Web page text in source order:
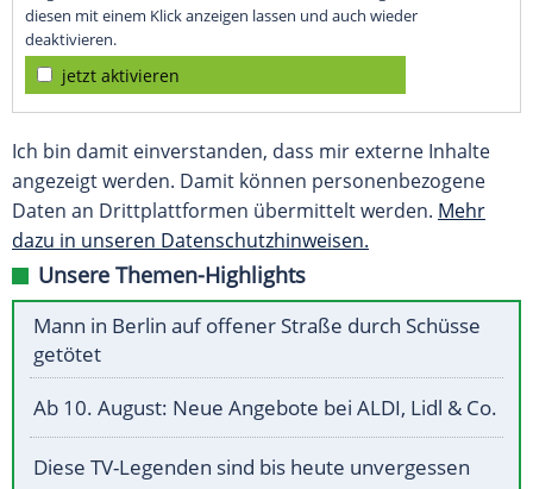
diesen mit einem Klick anzeigen lassen und auch wieder
deaktivieren.
jetzt aktivieren
Ich bin damit einverstanden, dass mir externe Inhalte
angezeigt werden. Damit können personenbezogene
Daten an Drittplattformen übermittelt werden. Mehr
dazu in unseren Datenschutzhinweisen.
Unsere Themen-Highlights
Mann in Berlin auf offener Straße durch Schüsse
getötet
Ab 10. August: Neue Angebote bei ALDI, Lidl & Co.
Diese TV-Legenden sind bis heute unvergessen